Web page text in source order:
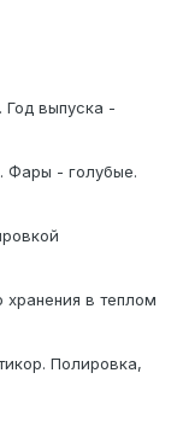
Год выпуска -
Фары - голубые.
хранения в теплом
Полировка,